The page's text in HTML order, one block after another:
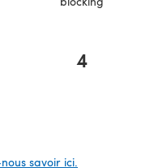
4
savoir ici.